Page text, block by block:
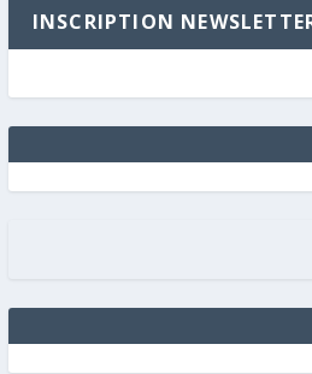
INSCRIPTION